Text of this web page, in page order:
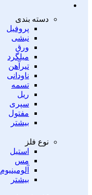
دسته بندی
پروفیل
نبشی
ورق
میلگرد
تیرآهن
ناودانی
تسمه
ریل
سپری
مفتول
بیشتر
نوع فلز
استیل
مس
آلومینیوم
بیشتر